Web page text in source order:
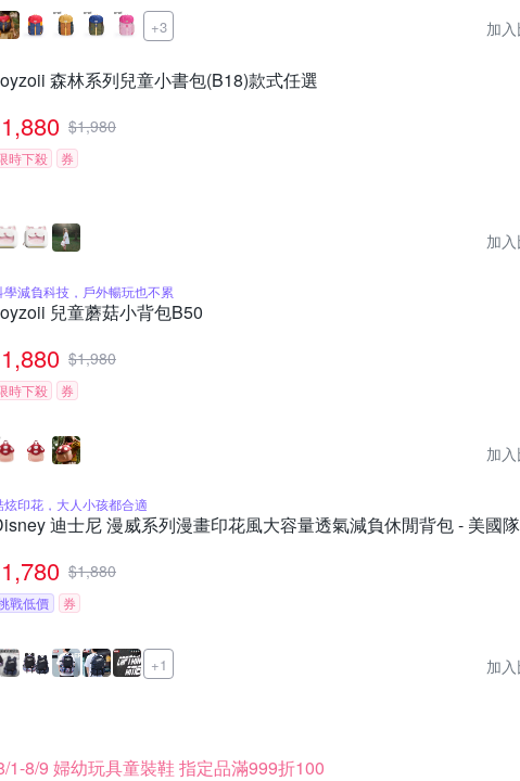
+3 加
森林系列兒童小書包(B18)款式任選
1,880 $1,980
時下殺 券
加
學減負科技，戶外暢玩也不累
兒童蘑菇小背包B50
1,880 $1,980
時下殺 券
加
炫印花，大人小孩都合適
迪士尼 漫威系列漫畫印花風大容量透氣減負休閒背包 - 美國
1,780 $1,880
戰低價 券
+1 加
1-8/9 婦幼玩具童裝鞋 指定品滿999折100